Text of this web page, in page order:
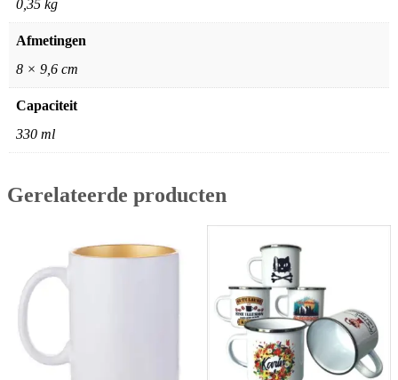
0,35 kg
Afmetingen
8 × 9,6 cm
Capaciteit
330 ml
Gerelateerde producten